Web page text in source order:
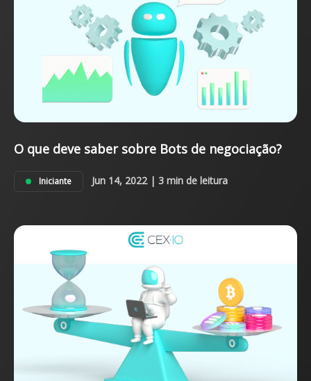
O que deve saber sobre Bots de negociação?
Iniciante Jun 14, 2022 | 3 min de leitura